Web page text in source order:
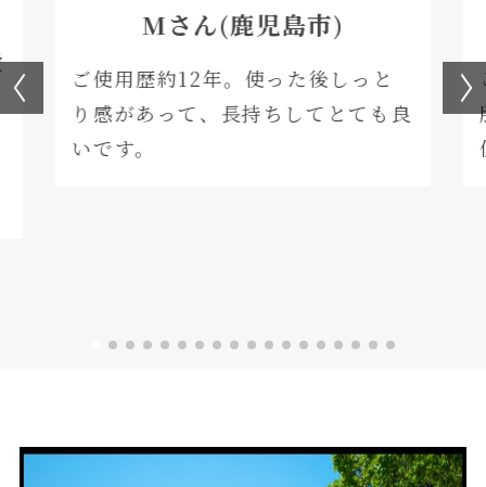
Mさん(鹿児島市)
ご使用歴約12年。使った後しっと
り感があって、長持ちしてとても良
いです。